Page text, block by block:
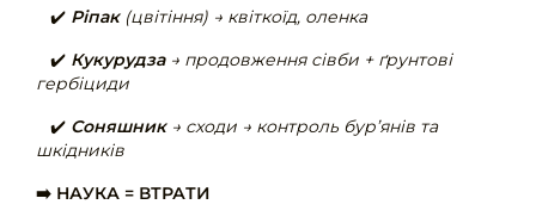
✔️ Ріпак(цвітіння) → квіткоїд, оленка
✔️ Кукурудза→ продовження сівби + ґрунтові
гербіциди
✔️ Соняшник→ сходи → контроль бур’янів та
шкідників
➡️ НАУКА = ВТРАТИ